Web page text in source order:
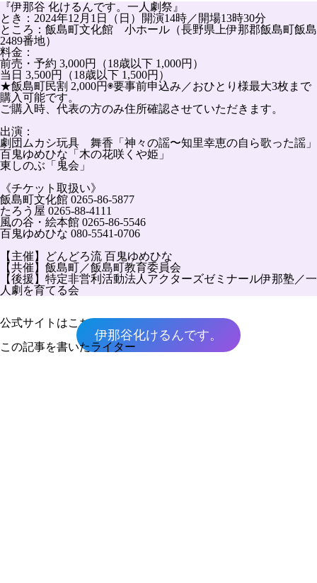
『伊那谷 化けるんです。一人劇祭』
とき：2024年12月1日（日）開演14時／開場13時30分
ところ：飯島町文化館 小ホール（長野県上伊那郡飯島町飯島
2489番地）
料金：
前売・予約 3,000円（18歳以下 1,000円）
当日 3,500円（18歳以下 1,500円）
★飯島町民割 2,000円◉要事前申込み／おひとり様最大3枚まで
購入可能です。
ご購入時、代表の方のみ住所確認させていただきます。
出演：
劇団ムカシ玩具 舞香「神々の謡〜知里幸恵の自ら歌った謡」
百鬼ゆめひな「木の花咲くや姫」
東しのぶ「鬼会」
《チケット取扱い》
飯島町文化館 0265-86-5877
たろう屋 0265-88-4111
風の谷・絵本館 0265-86-5546
百鬼ゆめひな 080-5541-0706
【主催】どんどろ流 百鬼ゆめひな
【共催】飯島町／飯島町教育委員会
【後援】特定非営利活動法人アクターズゼミナール伊那塾／一
人劇を育てる会
公式サイトはこちら
伊那谷化けるんです。
この記事を書いたライター